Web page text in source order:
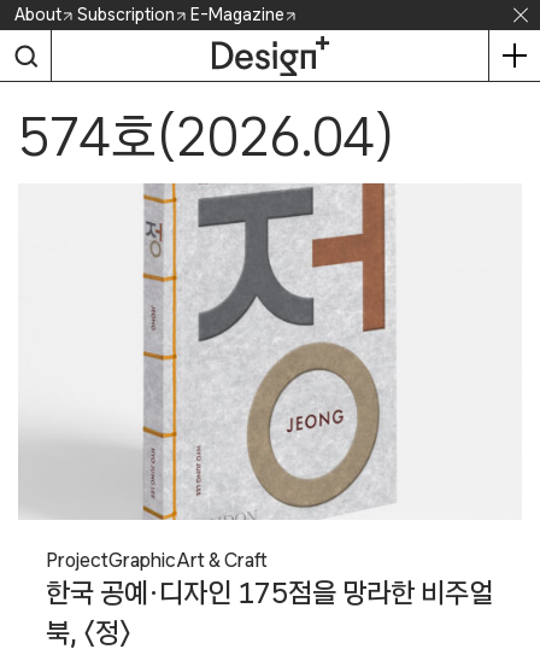
Skip
content
About Subscription E-Magazine
574호(2026.04)
ProjectGraphicArt & Craft
한국 공예·디자인 175점을 망라한 비주얼
북, 〈정〉